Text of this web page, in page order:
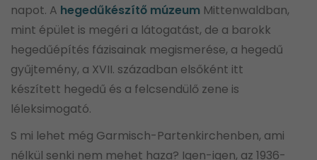
napot. A hegedűkészítő múzeum Mittenwaldban,
mint épület is megéri a látogatást, de a barokk
hegedűépítés fázisainak megismerése, a hegedű
gyűjtemény, a XVII. században elsőként itt
készített hegedű és a felcsendülő zene is
léleksimogató.
S mi lehet még Garmisch-Partenkirchenben, ami
nélkül senki nem mehet haza? Igen-igen, az 1936-